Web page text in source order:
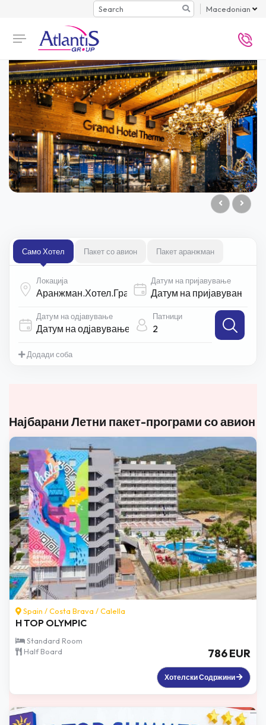
Search Macedonian
Само Хотел Пакет со авион Пакет аранжман
Локација Датум на пријавување
Датум на одјавување Патници
2
Додади соба
Најбарани Летни пакет-програми со авион
Spain /Costa Brava /Calella
H TOP OLYMPIC
Standard Room
Half Board
786 EUR
Хотелски Содржини